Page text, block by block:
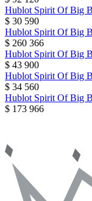
Hublot Spirit Of Big
$ 30 590
Hublot Spirit Of Big
$ 260 366
Hublot Spirit Of Big
$ 43 900
Hublot Spirit Of Big
$ 34 560
Hublot Spirit Of Big
$ 173 966